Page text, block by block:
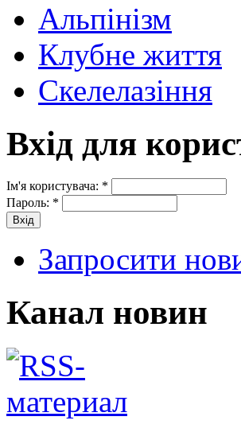
Альпінізм
Клубне життя
Скелелазіння
Вхід для
Ім'я користувача: *
Пароль: *
Запросити
Канал новин